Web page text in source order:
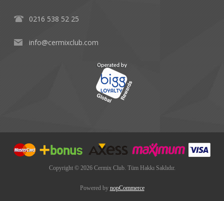
0216 538 52 25
info@cermixclub.com
Copyright © 2026 Cermix Club. Tüm Hakkı Saklıdır.
Powered by nopCommerce